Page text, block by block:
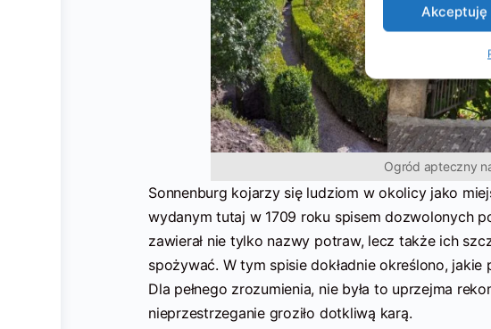
Akceptuję
Ogród apteczny
Sonnenburg kojarzy się ludziom w okolicy jako
wydanym tutaj w 1709 roku spisem dozwolonych
zawierał nie tylko nazwy potraw, lecz także ich
spożywać. W tym spisie dokładnie określono,
Dla pełnego zrozumienia, nie była to uprzejma
nieprzestrzeganie groziło dotkliwą karą.